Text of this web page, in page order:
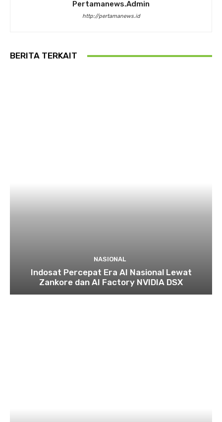
Pertamanews.admin
http://pertamanews.id
BERITA TERKAIT
NASIONAL
Indosat Percepat Era AI Nasional Lewat
Zankore dan AI Factory NVIDIA DSX